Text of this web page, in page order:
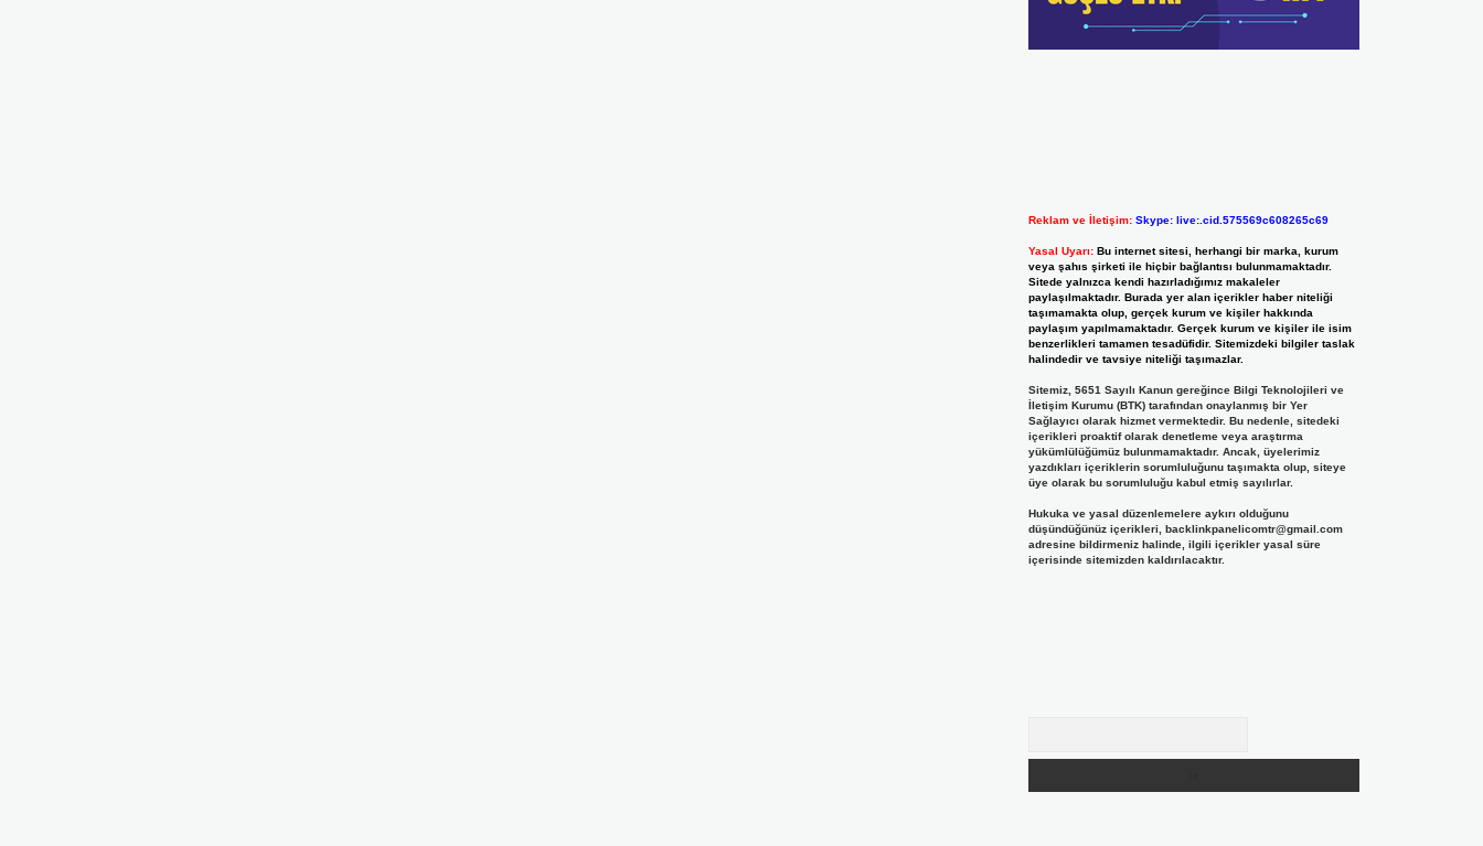
Reklam ve İletişim: Skype: live:.cid.575569c608265c69
Yasal Uyarı: Bu internet sitesi, herhangi bir marka, kurum
veya şahıs şirketi ile hiçbir bağlantısı bulunmamaktadır.
Sitede yalnızca kendi hazırladığımız makaleler
paylaşılmaktadır. Burada yer alan içerikler haber niteliği
taşımamakta olup, gerçek kurum ve kişiler hakkında
paylaşım yapılmamaktadır. Gerçek kurum ve kişiler ile isim
benzerlikleri tamamen tesadüfidir. Sitemizdeki bilgiler taslak
halindedir ve tavsiye niteliği taşımazlar.
Sitemiz, 5651 Sayılı Kanun gereğince Bilgi Teknolojileri ve
İletişim Kurumu (BTK) tarafından onaylanmış bir Yer
Sağlayıcı olarak hizmet vermektedir. Bu nedenle, sitedeki
içerikleri proaktif olarak denetleme veya araştırma
yükümlülüğümüz bulunmamaktadır. Ancak, üyelerimiz
yazdıkları içeriklerin sorumluluğunu taşımakta olup, siteye
üye olarak bu sorumluluğu kabul etmiş sayılırlar.
Hukuka ve yasal düzenlemelere aykırı olduğunu
düşündüğünüz içerikleri, backlinkpanelicomtr@gmail.com
adresine bildirmeniz halinde, ilgili içerikler yasal süre
içerisinde sitemizden kaldırılacaktır.